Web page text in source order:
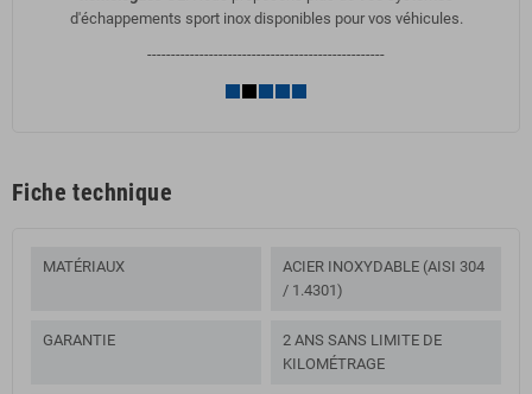
d'échappements sport inox disponibles pour vos véhicules.
--------------------------------------------------
Fiche technique
MATÉRIAUX
ACIER INOXYDABLE (AISI 304
/ 1.4301)
GARANTIE
2 ANS SANS LIMITE DE
KILOMÉTRAGE